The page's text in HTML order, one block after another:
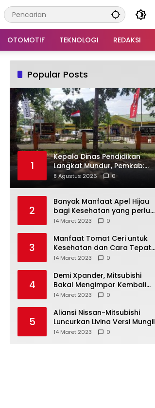
OTOMOTIF TEKNOLOGI REDAKSI
Popular Posts
1
Kepala Dinas Pendidikan
Langkat Mundur, Pemkab:
Alasan Keluarga dan Proses
8 Agustus 2026 0
2
Banyak Manfaat Apel Hijau
bagi Kesehatan yang perlu
Anda ketahui
14 Maret 2023 0
3
Manfaat Tomat Ceri untuk
Kesehatan dan Cara Tepat
Mengonsumsinya
14 Maret 2023 0
4
Demi Xpander, Mitsubishi
Bakal Mengimpor Kembali
Pajero Sport
14 Maret 2023 0
5
Aliansi Nissan-Mitsubishi
Luncurkan Livina Versi Mungil
14 Maret 2023 0